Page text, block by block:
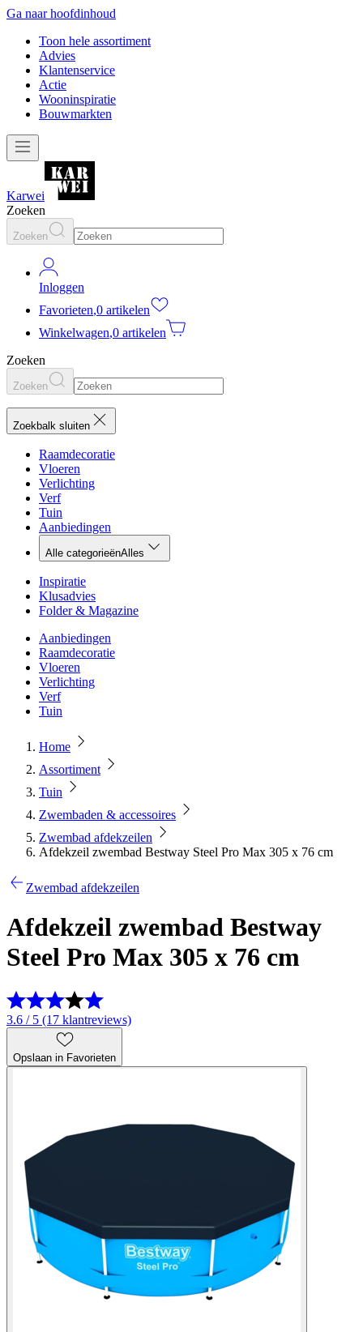
Ga naar hoofdinhoud
Toon hele assortiment
Advies
Klantenservice
Actie
Wooninspiratie
Bouwmarkten
Karwei
Zoeken
Zoeken
Inloggen
Favorieten,0 artikelen
Winkelwagen,0 artikelen
Zoeken
Zoeken
Zoekbalk sluiten
Raamdecoratie
Vloeren
Verlichting
Verf
Tuin
Aanbiedingen
Alle categorieënAlles
Inspiratie
Klusadvies
Folder & Magazine
Aanbiedingen
Raamdecoratie
Vloeren
Verlichting
Verf
Tuin
Home
Assortiment
Tuin
Zwembaden & accessoires
Zwembad afdekzeilen
Afdekzeil zwembad Bestway Steel Pro Max 305 x 76 cm
Zwembad afdekzeilen
Afdekzeil zwembad Bestway
Steel Pro Max 305 x 76 cm
3.6 / 5 (17 klantreviews)
Opslaan in Favorieten